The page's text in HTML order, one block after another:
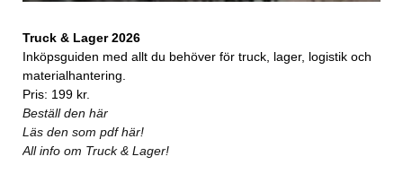
Truck & Lager 2026
Inköpsguiden med allt du behöver för truck, lager, logistik och
materialhantering.
Pris: 199 kr.
Beställ den här
Läs den som pdf här!
All info om Truck & Lager!